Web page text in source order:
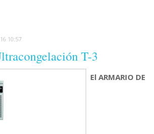
10:57
T-3
El ARMARIO DE